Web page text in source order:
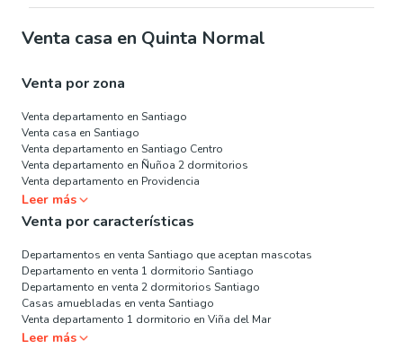
Venta casa en Quinta Normal
Venta por zona
Venta departamento en Santiago
Venta casa en Santiago
Venta departamento en Santiago Centro
Venta departamento en Ñuñoa 2 dormitorios
Venta departamento en Providencia
Leer más
Venta por características
Departamentos en venta Santiago que aceptan mascotas
Departamento en venta 1 dormitorio Santiago
Departamento en venta 2 dormitorios Santiago
Casas amuebladas en venta Santiago
Venta departamento 1 dormitorio en Viña del Mar
Leer más